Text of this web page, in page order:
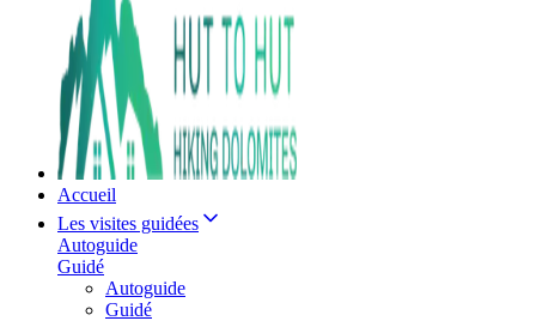
Accueil
Les visites guidées
Autoguide
Guidé
Autoguide
Guidé